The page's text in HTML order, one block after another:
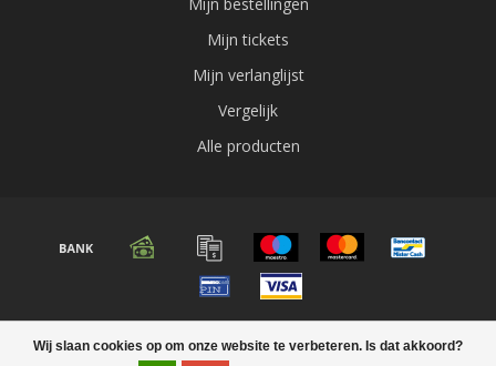
Wij slaan cookies op om onze website te verbeteren. Is dat akkoord?
Mijn tickets
Mijn verlanglijst
Vergelijk
Alle producten
© Copyright 2026 Audio expert